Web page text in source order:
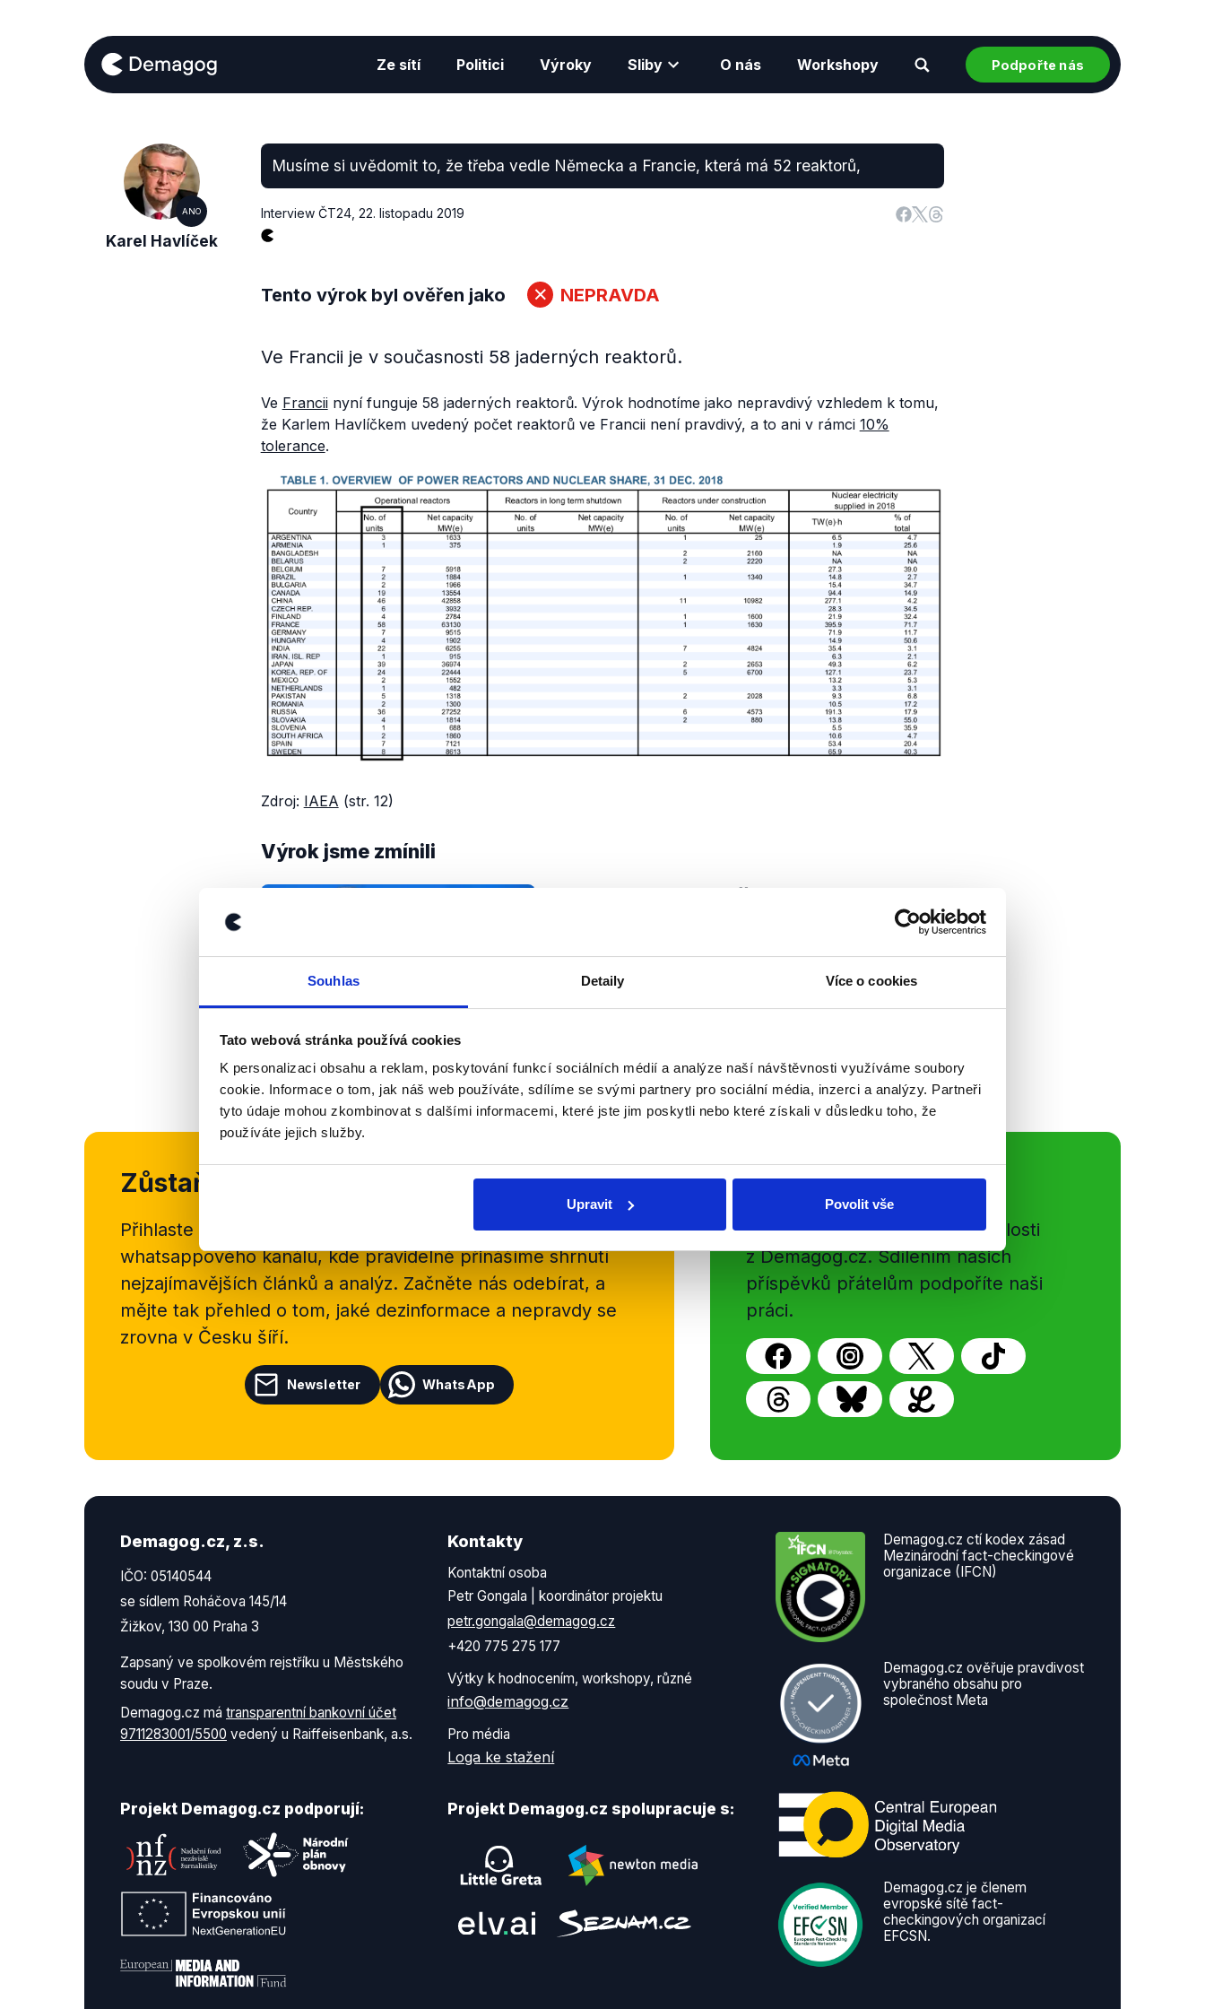
Souhlas Detaily Více o cookies
Tato webová stránka používá cookies
K personalizaci obsahu a reklam, poskytování funkcí sociálních médií a analýze naší návštěvnosti využíváme soubory
cookie. Informace o tom, jak náš web používáte, sdílíme se svými partnery pro sociální média, inzerci a analýzy. Partneři
tyto údaje mohou zkombinovat s dalšími informacemi, které jste jim poskytli nebo které získali v důsledku toho, že
používáte jejich služby.
Upravit Povolit vše
Ze sítí Politici Výroky Sliby O nás Workshopy Podpořte nás
ANO
Karel Havlíček
Musíme si uvědomit to, že třeba vedle Německa a Francie, která má 52 reaktorů,
Interview ČT24, 22. listopadu 2019
Tento výrok byl ověřen jako NEPRAVDA
Ve Francii je v současnosti 58 jaderných reaktorů.
Ve Franciinyní funguje 58 jaderných reaktorů. Výrok hodnotíme jako nepravdivý vzhledem k tomu,
že Karlem Havlíčkem uvedený počet reaktorů ve Francii není pravdivý, a to ani v rámci 10%
tolerance.
Zdroj: IAEA (str. 12)
Výrok jsme zmínili
Vicepremiér Havlíček o energetice a
29. listopadu 2019
Jaká je budoucnost české energetiky? Budeme
Číst dál
Zůstaňme v kontaktu
Přihlaste se k odběru našeho
newsletteru nebo
whatsappového kanálu, kde pravidelně přinášíme shrnutí
nejzajímavějších článků a analýz. Začněte nás odebírat, a
mějte tak přehled o tom, jaké dezinformace a nepravdy se
zrovna v Česku šíří.
Newsletter WhatsApp
Sociální sítě
Nenechte si ujít nejnovější události
z Demagog.cz. Sdílením našich
příspěvků přátelům podpoříte naši
práci.
Demagog.cz, z.s.
IČO: 05140544
se sídlem Roháčova 145/14
Žižkov, 130 00 Praha 3
Zapsaný ve spolkovém rejstříku u Městského
soudu v Praze.
Demagog.cz má transparentní bankovní účet
9711283001/5500 vedený u Raiffeisenbank, a.s.
Kontakty
Kontaktní osoba
Petr Gongala | koordinátor projektu
petr.gongala@demagog.cz
+420 775 275 177
Výtky k hodnocením, workshopy, různé
info@demagog.cz
Pro média
Loga ke stažení
Projekt Demagog.cz podporují: Projekt Demagog.cz spolupracuje s:
Demagog.cz ctí kodex zásad
Mezinárodní fact-checkingové
organizace (IFCN)
Demagog.cz ověřuje pravdivost
vybraného obsahu pro
společnost Meta
Demagog.cz je členem
evropské sítě fact-
checkingových organizací
EFCSN.